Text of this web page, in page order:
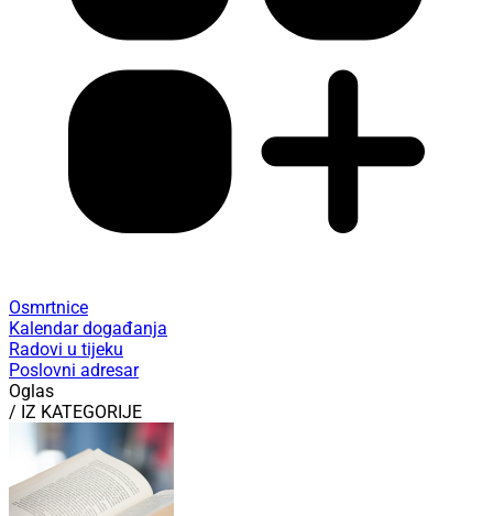
Osmrtnice
Kalendar događanja
Radovi u tijeku
Poslovni adresar
Oglas
/ IZ KATEGORIJE